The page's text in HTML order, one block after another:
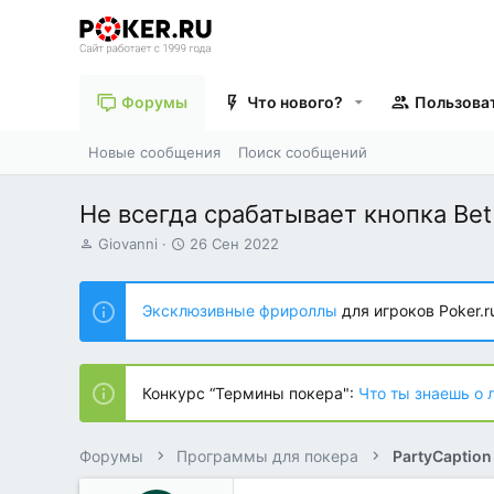
Форумы Что нового?
Новые сообщения Поиск сообщений
Не всегда срабатывает кнопка
А
т
о
р
т
е
м
ы
Giovanni
Д
т
н
а
ч
л
а
26 Сен 2022
Эксклюзивные фрироллы для игроков
Конкурс “Термины покера": Что ты знаешь о
Форумы Программы для покера PartyCaption